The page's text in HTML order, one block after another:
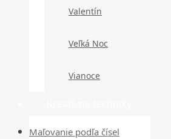
Valentín
Veľká Noc
Vianoce
Maľovanie podľa čísel